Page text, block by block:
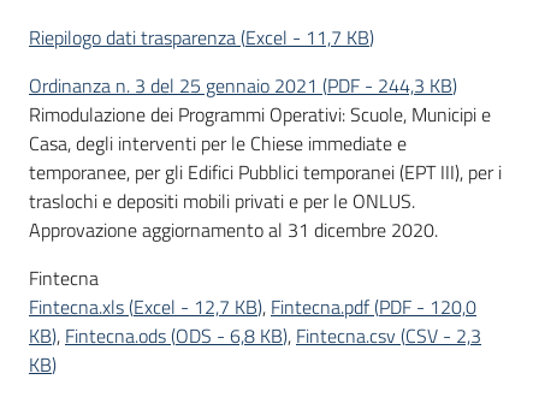
Riepilogo dati trasparenza(Excel - 11,7 KB)
Ordinanza n. 3 del 25 gennaio 2021 (PDF - 244,3 KB)
Rimodulazione dei Programmi Operativi: Scuole, Municipi e
Casa, degli interventi per le Chiese immediate e
temporanee, per gli Edifici Pubblici temporanei (EPT III), per i
traslochi e depositi mobili privati e per le ONLUS.
Approvazione aggiornamento al 31 dicembre 2020.
Fintecna
Fintecna.xls(Excel - 12,7 KB), Fintecna.pdf(PDF - 120,0
KB), Fintecna.ods(ODS - 6,8 KB), Fintecna.csv (CSV - 2,3
KB)